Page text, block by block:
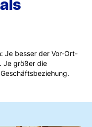
Je besser der Vor-Ort-
Je größer die